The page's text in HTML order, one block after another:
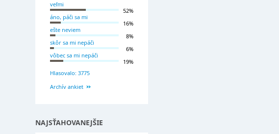
veľmi
52%
áno, páči sa mi
16%
ešte neviem
8%
skôr sa mi nepáči
6%
vôbec sa mi nepáči
19%
Hlasovalo: 3775
Archív ankiet
NAJSŤAHOVANEJŠIE